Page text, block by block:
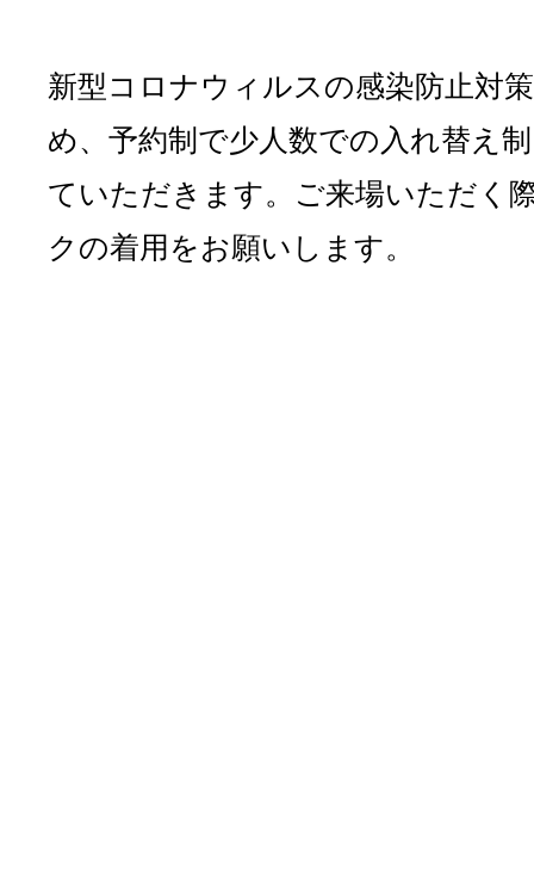
新型コロナウィルスの感染防止対
め、予約制で少人数での入れ替え
ていただきます。ご来場いただく
クの着用をお願いします。